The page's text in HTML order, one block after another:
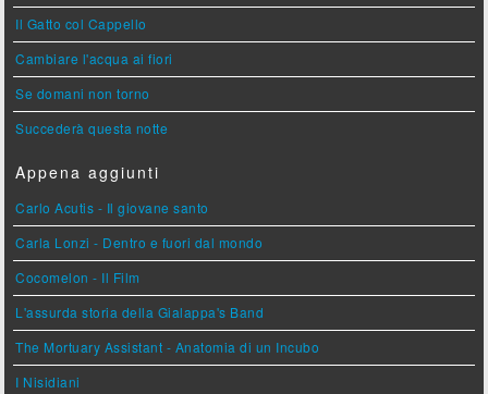
Il Gatto col Cappello
Cambiare l'acqua ai fiori
Se domani non torno
Succederà questa notte
Appena aggiunti
Carlo Acutis - Il giovane santo
Carla Lonzi - Dentro e fuori dal mondo
Cocomelon - Il Film
L'assurda storia della Gialappa's Band
The Mortuary Assistant - Anatomia di un Incubo
I Nisidiani